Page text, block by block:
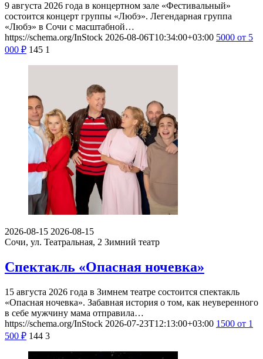
9 августа 2026 года в концертном зале «Фестивальный»
состоится концерт группы «Любэ». Легендарная группа
«Любэ» в Сочи с масштабной…
https://schema.org/InStock 2026-08-06T10:34:00+03:00 5000 от 5
000 ₽ 145 1
2026-08-15 2026-08-15
Сочи, ул. Театральная, 2 Зимний театр
Спектакль «Опасная ночевка»
15 августа 2026 года в Зимнем театре состоится спектакль
«Опасная ночевка». Забавная история о том, как неуверенного
в себе мужчину мама отправила…
https://schema.org/InStock 2026-07-23T12:13:00+03:00 1500 от 1
500 ₽ 144 3